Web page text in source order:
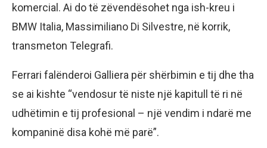
komercial. Ai do të zëvendësohet nga ish-kreu i
BMW Italia, Massimiliano Di Silvestre, në korrik,
transmeton Telegrafi.
Ferrari falënderoi Galliera për shërbimin e tij dhe tha
se ai kishte “vendosur të niste një kapitull të ri në
udhëtimin e tij profesional – një vendim i ndarë me
kompaninë disa kohë më parë”.